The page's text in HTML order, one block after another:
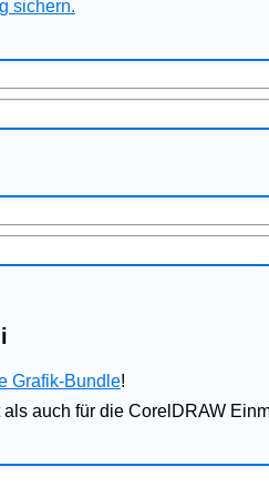
sichern.
Grafik-Bundle!
auch für die CorelDRAW